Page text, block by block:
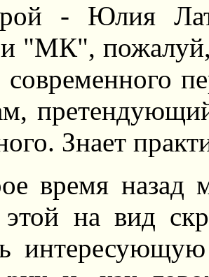
- Юлия
и "МК",
современного
Знает
время
этой на вид